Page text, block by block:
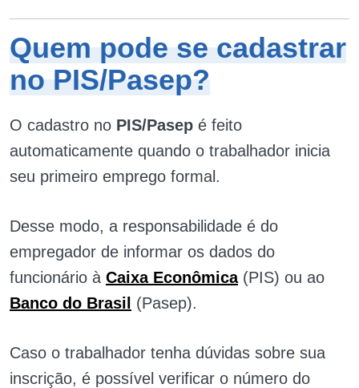
Quem pode se cadastrar
no PIS/Pasep?
O cadastro no PIS/Pasep é feito
automaticamente quando o trabalhador inicia
seu primeiro emprego formal.
Desse modo, a responsabilidade é do
empregador de informar os dados do
funcionário à Caixa Econômica(PIS) ou ao
Banco do Brasil
(Pasep).
Caso o trabalhador tenha dúvidas sobre sua
inscrição, é possível verificar o número do